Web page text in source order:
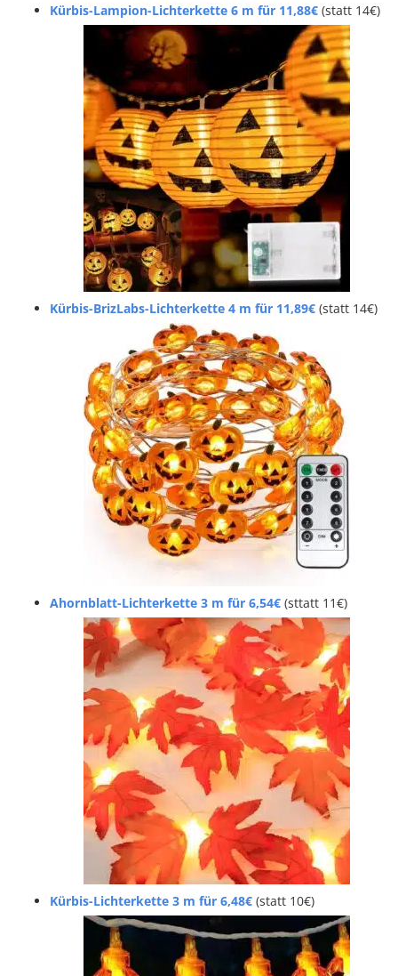
Kürbis-Lampion-Lichterkette 6 m für 11,88€ (statt 14€)
Kürbis-BrizLabs-Lichterkette 4 m für 11,89€ (statt 14€)
Ahornblatt-Lichterkette 3 m für 6,54€ (sttatt 11€)
Kürbis-Lichterkette 3 m für 6,48€ (statt 10€)